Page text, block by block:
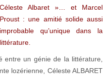
Céleste Albaret »… et Marcel
Proust : une amitié solide aussi
improbable qu’unique dans la
littérature.
entre un génie de la littérature,
lozérienne, Céleste ALBARET